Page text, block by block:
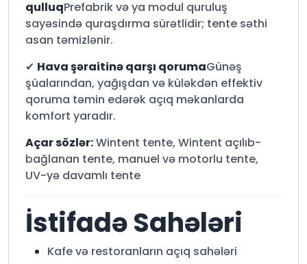
qulluqPrefabrik və ya modul quruluş
sayəsində quraşdırma sürətlidir; tente səthi
asan təmizlənir.
✔ Hava şəraitinə qarşı qorumaGünəş
şüalarından, yağışdan və küləkdən effektiv
qoruma təmin edərək açıq məkanlarda
komfort yaradır.
Açar sözlər:Wintent tente, Wintent açılıb-
bağlanan tente, manuel və motorlu tente,
UV-yə davamlı tente
İstifadə Sahələri
Kafe və restoranların açıq sahələri